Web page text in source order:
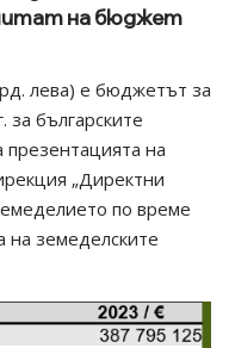
на бюджет
лева) е бюджетът за
българските
презентацията на
„Директни
по време
земеделските